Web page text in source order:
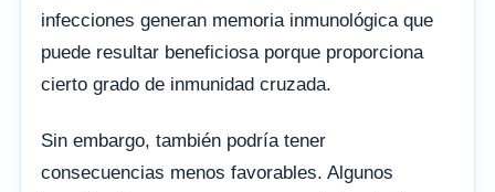
infecciones generan memoria inmunológica que
puede resultar beneficiosa porque proporciona
cierto grado de inmunidad cruzada.
Sin embargo, también podría tener
consecuencias menos favorables. Algunos